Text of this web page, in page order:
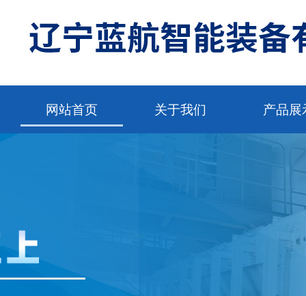
网站首页 关于我们 产品展